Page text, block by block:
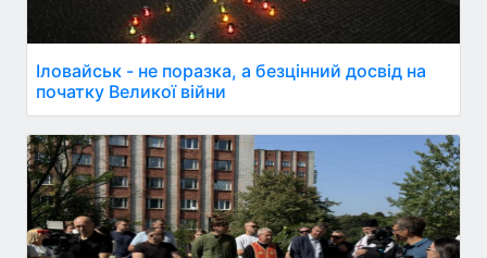
Іловайськ - не поразка, а безцінний досвід на
початку Великої війни